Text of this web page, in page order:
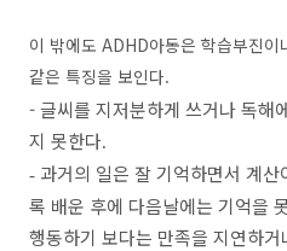
이 밖에도 ADHD아동은 학습부진
같은 특징을 보인다.
- 글씨를 지저분하게 쓰거나 독해
지 못한다.
- 과거의 일은 잘 기억하면서 계
록 배운 후에 다음날에는 기억을
행동하기 보다는 만족을 지연하